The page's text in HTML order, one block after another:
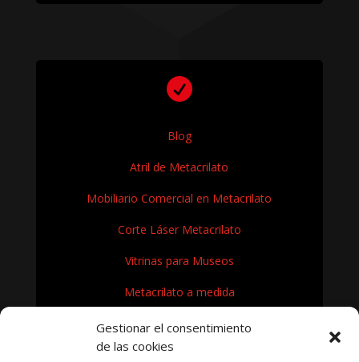
Gestionar el consentimiento
de las cookies

Blog
Atril de Metacrilato
Mobiliario Comercial en Metacrilato
Corte Láser Metacrilato
Vitrinas para Museos
Metacrilato a medida
Rótulos en Metacrilato
Expositores de metacrilato para museos